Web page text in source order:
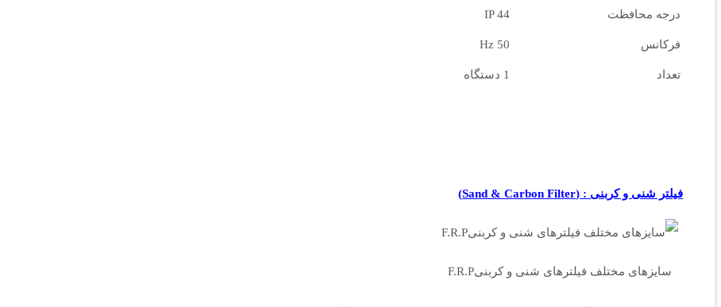
درجه محافظت IP 44
فرکانس 50 Hz
تعداد 1 دستگاه
فیلتر شنی و کربنی : (Sand & Carbon Filter)
سایزهای مختلف فیلترهای شنی و کربنیF.R.P